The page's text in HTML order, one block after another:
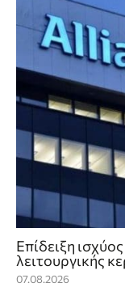
Επίδειξη
λειτουργικής
07.08.2026